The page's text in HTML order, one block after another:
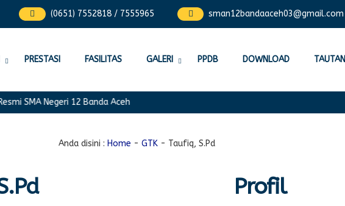
(0651) 7552818 / 7555965 sman12bandaaceh03@gmail.com
PRESTASI FASILITAS GALERI PPDB DOWNLOAD TAUTAN
SMA Negeri 12 Banda Aceh
Anda disini : Home - GTK- Taufiq, S.Pd
Profil